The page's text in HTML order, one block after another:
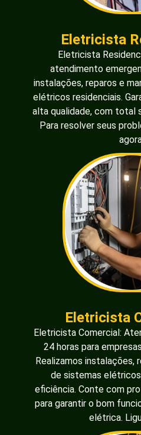
Eletricista
Eletricista
atendimento
instalações, reparos e
elétricos residenciais.
alta qualidade, com total
Para resolver seus
Eletricista
Eletricista Comercial:
24 horas para
Realizamos instalações,
de sistemas
eficiência. Conte com
para garantir o bom
elétrica.